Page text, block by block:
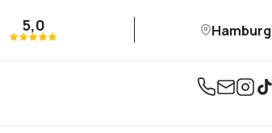
5,0 Hamburg